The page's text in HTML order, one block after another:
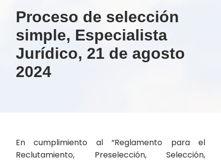
Proceso de selección
simple, Especialista
Jurídico, 21 de agosto
2024
En cumplimiento al “Reglamento para el
Reclutamiento, Preselección, Selección,